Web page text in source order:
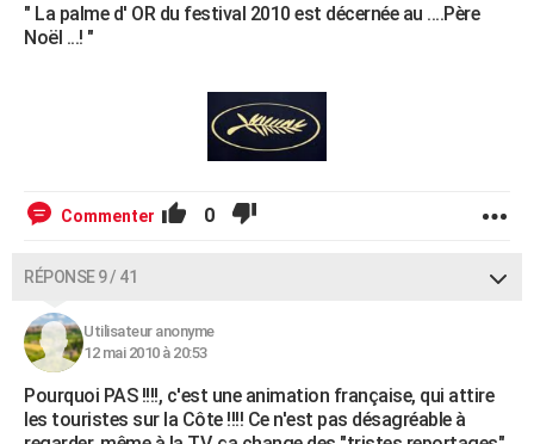
" La palme d' OR du festival 2010 est décernée au ....Père
Noël ...! "
Commenter 0
RÉPONSE 9 / 41
Utilisateur anonyme
12 mai 2010 à 20:53
Pourquoi PAS !!!!, c'est une animation française, qui attire
les touristes sur la Côte !!!! Ce n'est pas désagréable à